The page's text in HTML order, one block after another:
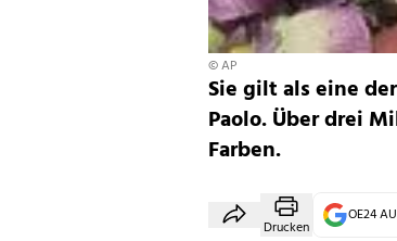
© AP
Sie gilt als eine
Paolo. Über drei
Farben.
Drucken
OE24